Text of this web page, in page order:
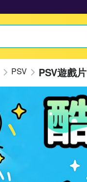
PSV PSV遊戲片